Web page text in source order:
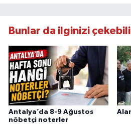
Bunlar da ilginizi
Antalya’da 8-9 Ağustos
nöbetçi noterler